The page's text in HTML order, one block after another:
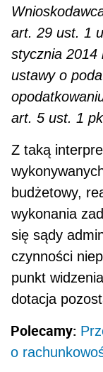
art. 29 ust. 1
stycznia 2014
ustawy o
art. 5 ust. 1
Z taką
budżetowy,
wykonania
się sądy
czynności
punkt
dotacja
Polecamy:
o